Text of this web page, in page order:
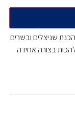
שניצלים ובשרים
בצורה אחידה